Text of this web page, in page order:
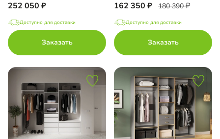
252 050
Доступно для доставки
Заказать
162 350 180 390
Доступно для доставки
Заказать